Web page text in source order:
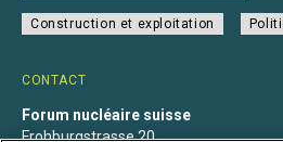
CONTACT
Forum nucléaire suisse
Frohburgstrasse 20
Construction et exploitation